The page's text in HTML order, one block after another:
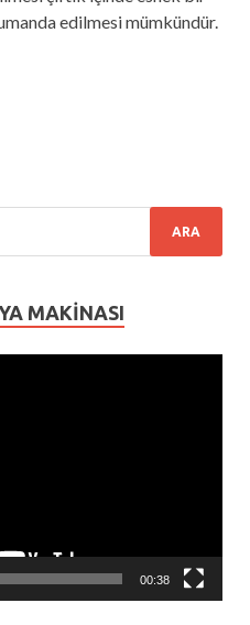
edilmesi mümkündür.
MAKINASI
00:38